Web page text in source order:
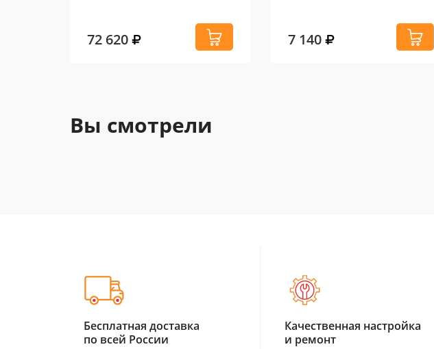
72 620 7 140
Вы смотрели
Бесплатная доставка
по всей России
Качественная настройка
и ремонт